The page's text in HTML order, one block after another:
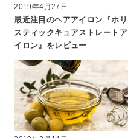
2019年4月27日
最近注目のヘアアイロン『ホリ
スティックキュアストレートア
イロン』をレビュー